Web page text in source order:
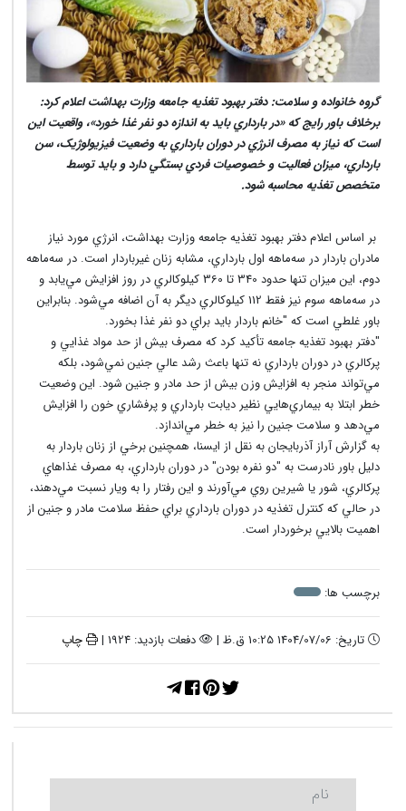
گروه خانواده و سلامت: دفتر بهبود تغذيه جامعه وزارت بهداشت اعلام کرد:
برخلاف باور رايج که «در بارداري بايد به اندازه دو نفر غذا خورد»، واقعيت اين
است که نياز به مصرف انرژي در دوران بارداري به وضعيت فيزيولوژيک، سن
بارداري، ميزان فعاليت و خصوصيات فردي بستگي دارد و بايد توسط
متخصص تغذيه محاسبه شود.
بر اساس اعلام دفتر بهبود تغذيه جامعه وزارت بهداشت، انرژي مورد نياز
مادران باردار در سه‌ماهه اول بارداري، مشابه زنان غيرباردار است. در سه‌ماهه
دوم، اين ميزان تنها حدود 340 تا 360 کيلوکالري در روز افزايش مي‌يابد و
در سه‌ماهه سوم نيز فقط 112 کيلوکالري ديگر به آن اضافه مي‌شود. بنابراين
باور غلطي است که "خانم باردار بايد براي دو نفر غذا بخورد.
"دفتر بهبود تغذيه جامعه تأکيد کرد که مصرف بيش از حد مواد غذايي و
پرکالري در دوران بارداري نه تنها باعث رشد عالي جنين نمي‌شود، بلکه
مي‌تواند منجر به افزايش وزن بيش از حد مادر و جنين شود. اين وضعيت
خطر ابتلا به بيماري‌هايي نظير ديابت بارداري و پرفشاري خون را افزايش
مي‌دهد و سلامت جنين را نيز به خطر مي‌اندازد.
به گزارش آراز آذربايجان به نقل از ايسنا، همچنين برخي از زنان باردار به
دليل باور نادرست به "دو نفره بودن" در دوران بارداري، به مصرف غذاهاي
پرکالري، شور يا شيرين روي مي‌آورند و اين رفتار را به ويار نسبت مي‌دهند،
در حالي‌ که کنترل تغذيه در دوران بارداري براي حفظ سلامت مادر و جنين از
اهميت بالايي برخوردار است.
برچسب ها:
تاریخ: 1404/07/06 10:25 ق.ظ | دفعات بازدید: 1924 | چاپ